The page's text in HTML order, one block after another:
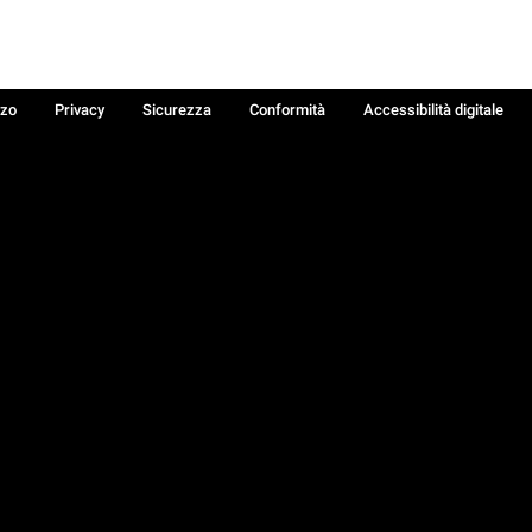
Privacy Sicurezza Conformità
Accessibilità digitale